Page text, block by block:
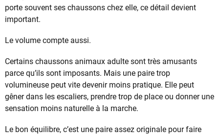
porte souvent ses chaussons chez elle, ce détail devient
important.
Le volume compte aussi.
Certains chaussons animaux adulte sont très amusants
parce qu’ils sont imposants. Mais une paire trop
volumineuse peut vite devenir moins pratique. Elle peut
gêner dans les escaliers, prendre trop de place ou donner une
sensation moins naturelle à la marche.
Le bon équilibre, c’est une paire assez originale pour faire